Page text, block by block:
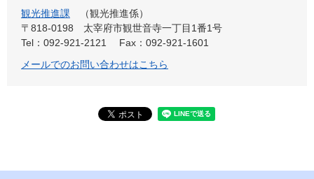
観光推進課
観光推進係
〒818-0198
太宰府市観世音寺一丁目1番1号
Tel：092-921-2121
Fax：092-921-1601
メールでのお問い合わせはこちら